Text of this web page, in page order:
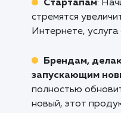
Михайловске
реализовать
ваших бизнес-
сегодня, чтобы